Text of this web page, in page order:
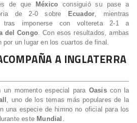
de que México
consiguió su pase a
de 2-0 sobre
Ecuador, mientras
tras imponerse con voltereta 2-1 a
del Congo. Con esos resultados, ambas
por un lugar en los cuartos de final.
A INGLATERRA
momento especial para Oasis con la
, uno de los temas más populares de la
una especie de himno no oficial para los
este Mundial